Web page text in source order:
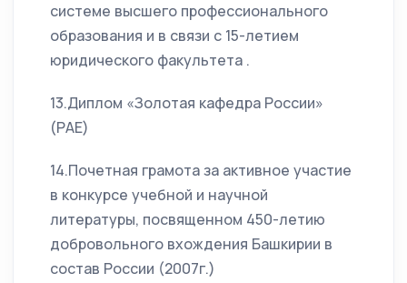
системе высшего профессионального
образования и в связи с 15-летием
юридического факультета .
13.Диплом «Золотая кафедра России»
(РАЕ)
14.Почетная грамота за активное участие
в конкурсе учебной и научной
литературы, посвященном 450-летию
добровольного вхождения Башкирии в
состав России (2007г.)